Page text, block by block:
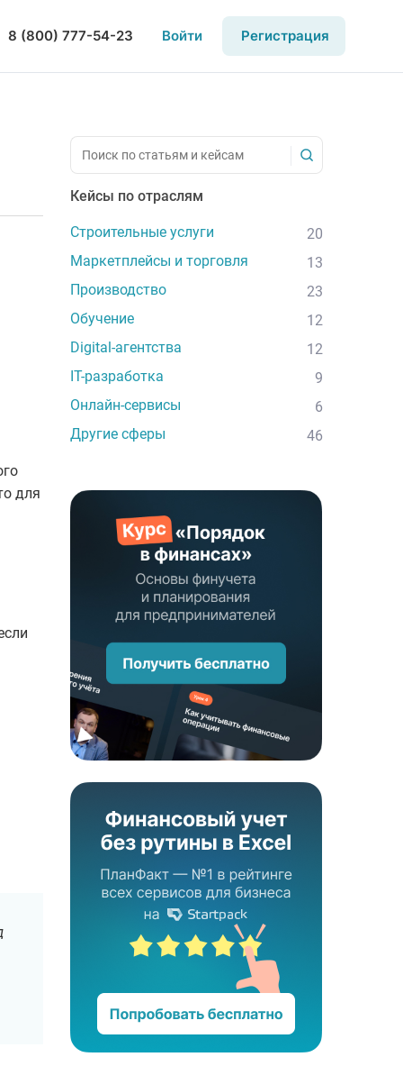
8 (800) 777-54-23 Войти Регистрация
для
Кейсы по отраслям
Строительные услуги
20
Маркетплейсы и торговля
13
Производство
23
Обучение
12
Digital-агентства
12
IT-разработка
9
Онлайн-сервисы
6
Другие сферы
46